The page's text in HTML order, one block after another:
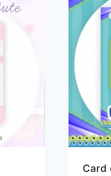
recente
Card